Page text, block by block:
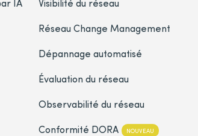
IA
Visibilité du réseau
Réseau Change Management
Dépannage automatisé
Évaluation du réseau
Observabilité du réseau
Conformité DORA
NOUVEAU